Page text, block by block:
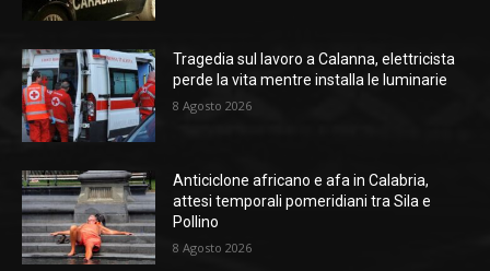
Tragedia sul lavoro a Calanna, elettricista
perde la vita mentre installa le luminarie
8 Agosto 2026
Anticiclone africano e afa in Calabria,
attesi temporali pomeridiani tra Sila e
Pollino
8 Agosto 2026